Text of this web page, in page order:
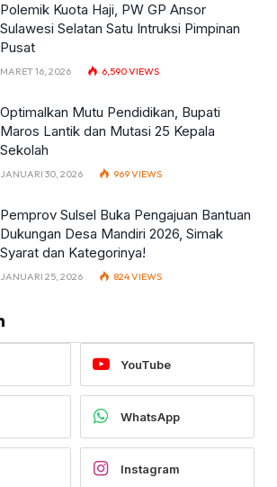
Polemik Kuota Haji, PW GP Ansor
Sulawesi Selatan Satu Intruksi Pimpinan
Pusat
MARET 16, 2026 6,590VIEWS
Optimalkan Mutu Pendidikan, Bupati
Maros Lantik dan Mutasi 25 Kepala
Sekolah
JANUARI 30, 2026 969VIEWS
Pemprov Sulsel Buka Pengajuan Bantuan
Dukungan Desa Mandiri 2026, Simak
Syarat dan Kategorinya!
JANUARI 25, 2026 824VIEWS
YouTube
WhatsApp
Instagram